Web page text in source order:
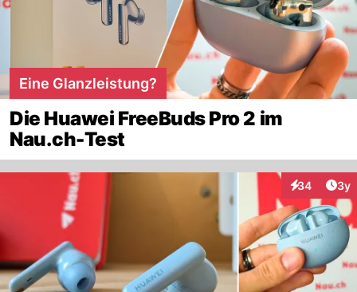
Eine Glanzleistung?
Die Huawei FreeBuds Pro 2 im
Nau.ch-Test
34
Interaktionen
3y